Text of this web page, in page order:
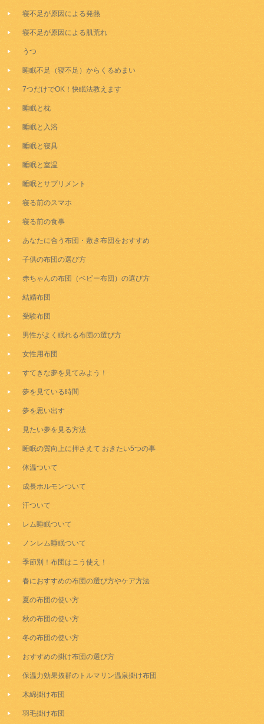
寝不足が原因による発熱
寝不足が原因による肌荒れ
うつ
睡眠不足（寝不足）からくるめまい
7つだけでOK！快眠法教えます
睡眠と枕
睡眠と入浴
睡眠と寝具
睡眠と室温
睡眠とサプリメント
寝る前のスマホ
寝る前の食事
あなたに合う布団・敷き布団をおすすめ
子供の布団の選び方
赤ちゃんの布団（ベビー布団）の選び方
結婚布団
受験布団
男性がよく眠れる布団の選び方
女性用布団
すてきな夢を見てみよう！
夢を見ている時間
夢を思い出す
見たい夢を見る方法
睡眠の質向上に押さえて おきたい5つの事
体温ついて
成長ホルモンついて
汗ついて
レム睡眠ついて
ノンレム睡眠ついて
季節別！布団はこう使え！
春におすすめの布団の選び方やケア方法
夏の布団の使い方
秋の布団の使い方
冬の布団の使い方
おすすめの掛け布団の選び方
保温力効果抜群のトルマリン温泉掛け布団
木綿掛け布団
羽毛掛け布団